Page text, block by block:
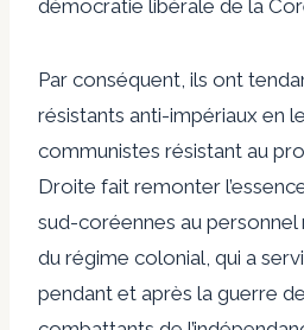
démocratie libérale de la
Par conséquent, ils ont
résistants anti-impériaux en
communistes résistant au
Droite fait remonter
sud-coréennes au personnel
du régime colonial, qui a
pendant et après la guerre